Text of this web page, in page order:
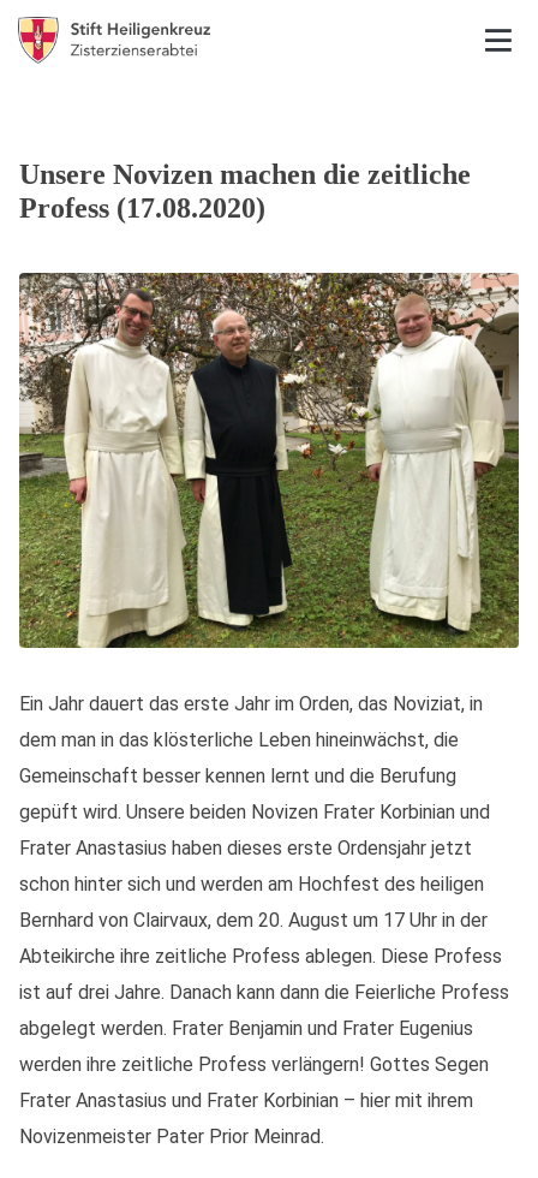
Unsere Novizen machen die zeitliche
Profess (17.08.2020)
Ein Jahr dauert das erste Jahr im Orden, das Noviziat, in
dem man in das klösterliche Leben hineinwächst, die
Gemeinschaft besser kennen lernt und die Berufung
gepüft wird. Unsere beiden Novizen Frater Korbinian und
Frater Anastasius haben dieses erste Ordensjahr jetzt
schon hinter sich und werden am Hochfest des heiligen
Bernhard von Clairvaux, dem 20. August um 17 Uhr in der
Abteikirche ihre zeitliche Profess ablegen. Diese Profess
ist auf drei Jahre. Danach kann dann die Feierliche Profess
abgelegt werden. Frater Benjamin und Frater Eugenius
werden ihre zeitliche Profess verlängern! Gottes Segen
Frater Anastasius und Frater Korbinian – hier mit ihrem
Novizenmeister Pater Prior Meinrad.